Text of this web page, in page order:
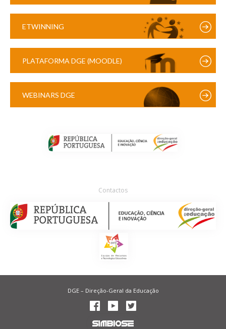
ETWINNING
PLATAFORMA DGE (MOODLE)
WEBINARS DGE
Contactos
DGE – Direção-Geral da Educação